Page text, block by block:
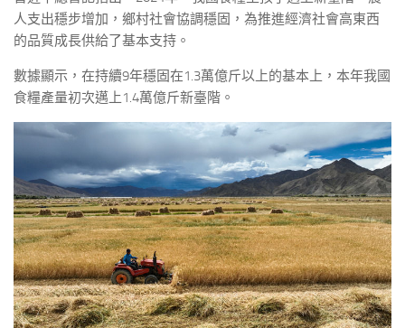
人支出穩步增加，鄉村社會協調穩固，為推進經濟社會高東西
的品質成長供給了基本支持。
數據顯示，在持續9年穩固在1.3萬億斤以上的基本上，本年我國
食糧產量初次邁上1.4萬億斤新臺階。